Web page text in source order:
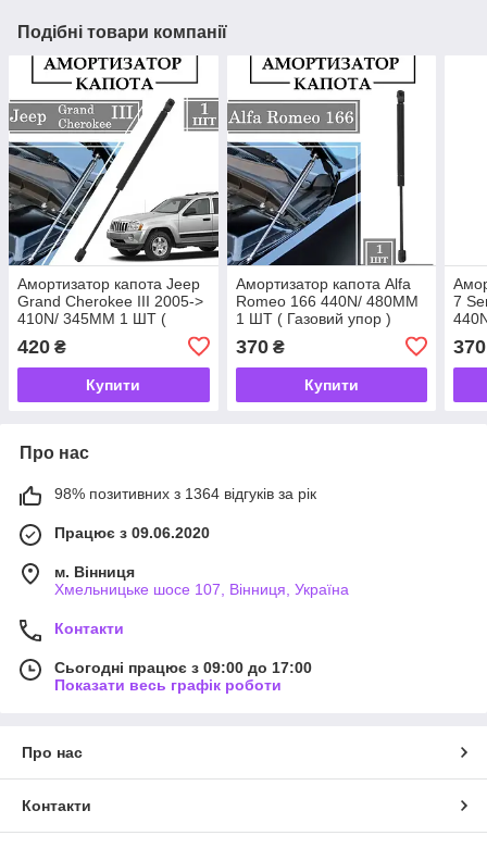
Подібні товари компанії
Амортизатор капота Jeep
Grand Cherokee III 2005->
410N/ 345MM 1 ШТ (
420 ₴
Купити
Амортизатор капота Alfa
Romeo 166 440N/ 480MM
1 ШТ ( Газовий упор )
370₴
Купити
7
370
Про нас
98% позитивних з 1364 відгуків за рік
Працює з 09.06.2020
м. Вінниця
Хмельницьке шосе 107, Вінниця, Україна
Контакти
Сьогодні працює з 09:00 до 17:00
Показати весь графік роботи
Про нас
Контакти